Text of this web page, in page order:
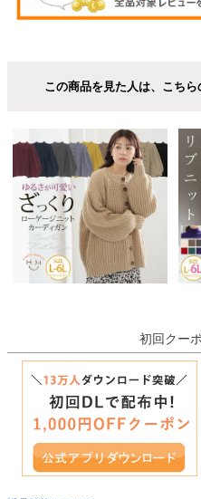
この商品を見た人は、こち
初回クー